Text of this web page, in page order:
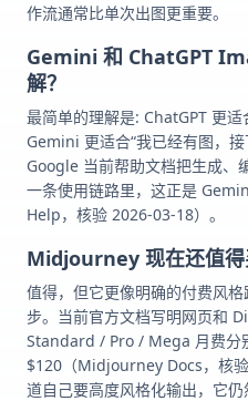
作流通常比单次出图更重要。
Gemini 和 ChatGPT
解？
最简单的理解是: ChatGPT 更适
Gemini 更适合“我已经有图，接
Google 当前帮助文档把生成、
一条使用链路里，这正是
Help，核验 2026-03-18）。
Midjourney 现在还值得
值得，但它更像明确的付费风
步。当前官方文档写明网页和
Standard / Pro / Mega 月费分
$120（Midjourney Docs，核
道自己要高度风格化输出，它